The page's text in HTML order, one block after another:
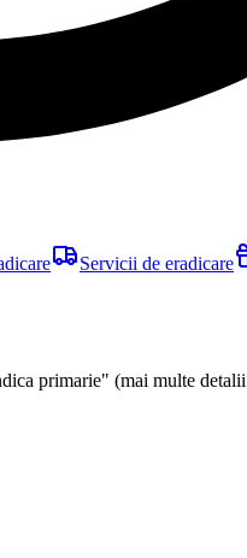
Servicii de eradicare
primarie" (mai multe detalii